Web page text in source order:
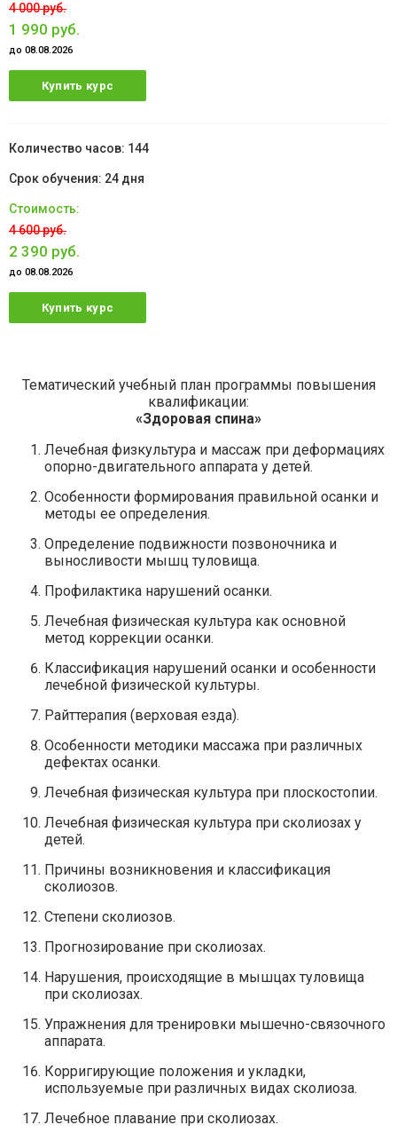
4 000 руб.
1 990 руб.
до 08.08.2026
Купить курс
144
24 дня
4 600 руб.
2 390 руб.
до 08.08.2026
Купить курс
Тематический учебный план программы повышения
квалификации:
«Здоровая спина»
Лечебная физкультура и массаж при деформациях
опорно-двигательного аппарата у детей.
Особенности формирования правильной осанки и
методы ее определения.
Определение подвижности позвоночника и
выносливости мышц туловища.
Профилактика нарушений осанки.
Лечебная физическая культура как основной
метод коррекции осанки.
Классификация нарушений осанки и особенности
лечебной физической культуры.
Райттерапия (верховая езда).
Особенности методики массажа при различных
дефектах осанки.
Лечебная физическая культура при плоскостопии.
Лечебная физическая культура при сколиозах у
детей.
Причины возникновения и классификация
сколиозов.
Степени сколиозов.
Прогнозирование при сколиозах.
Нарушения, происходящие в мышцах туловища
при сколиозах.
Упражнения для тренировки мышечно-связочного
аппарата.
Корригирующие положения и укладки,
используемые при различных видах сколиоза.
Лечебное плавание при сколиозах.